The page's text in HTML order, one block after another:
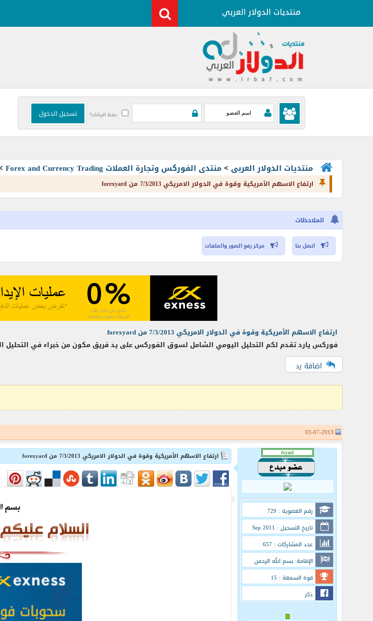
حفظ البيانات؟
منتديات الدولار العربى >منتدى الفوركس وتجارة العملات Forex and Currency Trading
ارتفاع الاسهم الأمريكية وقوة في الدولار الامريكي 7/3/2013 من forexyard
الملاحظات
اتصل بنا مركز رفع الصور والملفات
ارتفاع الاسهم الأمريكية وقوة في الدولار الامريكي 7/3/2013 من forexyard
فوركس يارد تقدم لكم التحليل اليومي الشامل لسوق الفوركس على يد فريق مكون من خبراء في التحليل
اضافة رد
رقم العضوية : 729
تاريخ التسجيل : Sep 2011
عدد المشاركات : 657
الإقامة: بسم الله الرحمن
الرحيم
قوة السمعة : 15
ذكر
ارتفاع الاسهم الأمريكية وقوة في الدولار الامريكي 7/3/2013 من forexyard